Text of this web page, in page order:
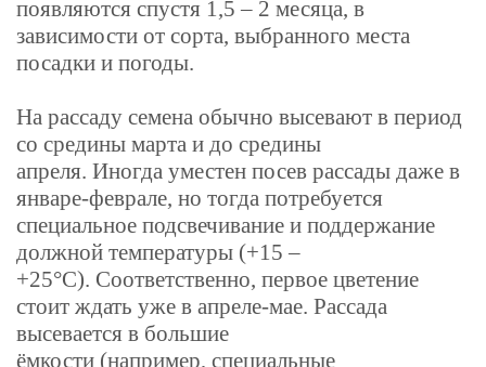
появляются спустя 1,5 – 2 месяца, в
зависимости от сорта, выбранного места
посадки и погоды.
На рассаду семена обычно высевают в период
со средины марта и до средины
апреля. Иногда уместен посев рассады даже в
январе-феврале, но тогда потребуется
специальное подсвечивание и поддержание
должной температуры (+15 –
+25°С). Соответственно, первое цветение
стоит ждать уже в апреле-мае. Рассада
высевается в большие
ёмкости (например, специальные